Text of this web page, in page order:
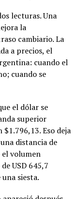
lecturas. Una
la
cambiario. La
a precios, el
cuando el
cuando se
el dólar se
superior
Eso deja
distancia de
el volumen
USD 645,7
siesta.